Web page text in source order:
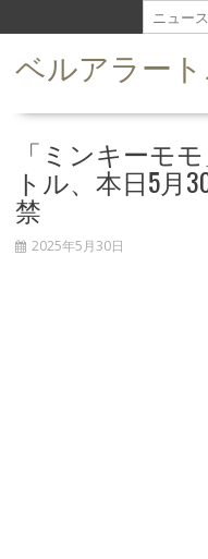
k
ベルアラー
「ミンキーモ
トル、本日5月
禁
2025年5月30日